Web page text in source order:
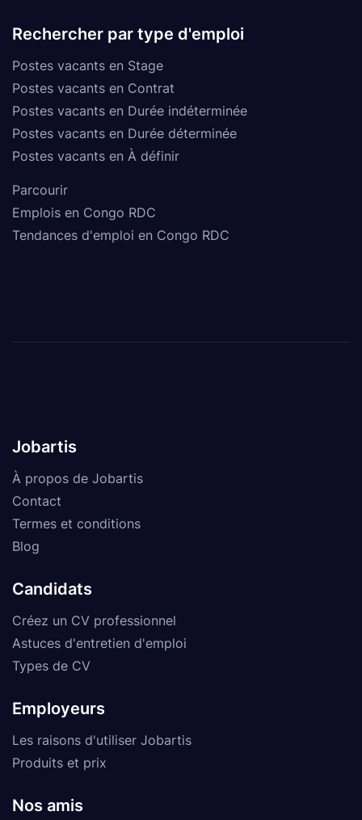
Rechercher par type d'emploi
Postes vacants en Stage
Postes vacants en Contrat
Postes vacants en Durée indéterminée
Postes vacants en Durée déterminée
Postes vacants en À définir
Parcourir
Emplois en Congo RDC
Tendances d'emploi en Congo RDC
Jobartis
À propos de Jobartis
Contact
Termes et conditions
Blog
Candidats
Créez un CV professionnel
Astuces d'entretien d'emploi
Types de CV
Employeurs
Les raisons d'utiliser Jobartis
Produits et prix
Nos amis